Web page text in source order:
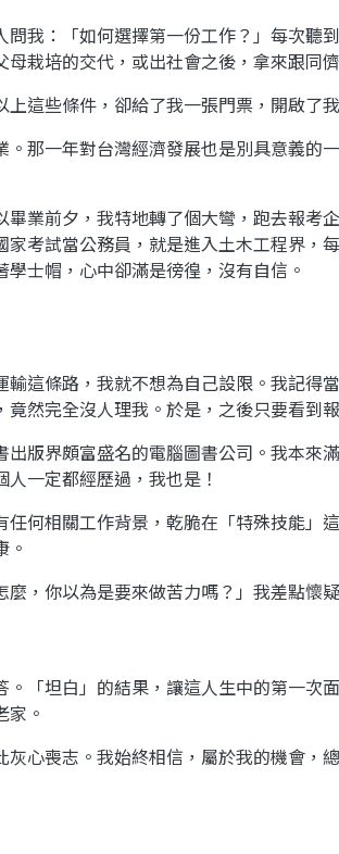
我：「如何選擇第一份工作？」每次
栽培的交代，或出社會之後，拿來跟同
這些條件，卻給了我一張門票，開啟了
那一年對台灣經濟發展也是別具意義的
業前夕，我特地轉了個大彎，跑去報考
考試當公務員，就是進入土木工程界
士帽，心中卻滿是徬徨，沒有自信。
這條路，我就不想為自己設限。我記
然完全沒人理我。於是，之後只要看到
版界頗富盛名的電腦圖書公司。我本
一定都經歷過，我也是！
何相關工作背景，乾脆在「特殊技能
。
，你以為是要來做苦力嗎？」我差點
。「坦白」的結果，讓這人生中的第一
。
心喪志。我始終相信，屬於我的機會，